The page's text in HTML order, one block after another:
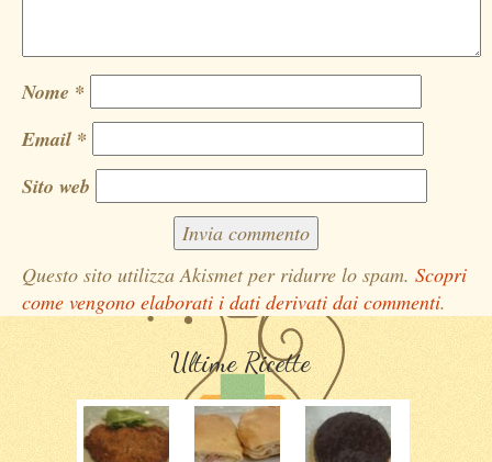
Nome *
Email *
Sito web
Questo sito utilizza Akismet per ridurre lo spam. Scopri
come vengono elaborati i dati derivati dai commenti.
Ultime Ricette